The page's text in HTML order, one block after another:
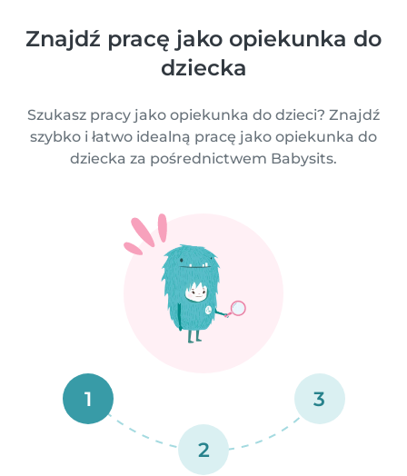
Znajdź pracę jako opiekunka do
dziecka
Szukasz pracy jako opiekunka do dzieci? Znajdź
szybko i łatwo idealną pracę jako opiekunka do
dziecka za pośrednictwem Babysits.
1
2
3